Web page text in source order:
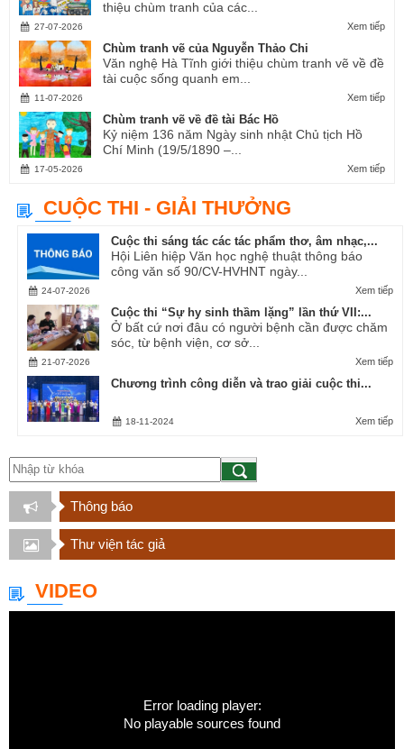
thiệu chùm tranh của các...
Xem tiếp
27-07-2026
Chùm tranh vẽ của Nguyễn Thảo Chi
Văn nghệ Hà Tĩnh giới thiệu chùm tranh vẽ về đề
tài cuộc sống quanh em...
Xem tiếp
11-07-2026
Chùm tranh vẽ về đề tài Bác Hồ
Kỷ niệm 136 năm Ngày sinh nhật Chủ tịch Hồ
Chí Minh (19/5/1890 –...
Xem tiếp
17-05-2026
CUỘC THI - GIẢI THƯỞNG
Cuộc thi sáng tác các tác phẩm thơ, âm nhạc,...
Hội Liên hiệp Văn học nghệ thuật thông báo
công văn số 90/CV-HVHNT ngày...
Xem tiếp
24-07-2026
Cuộc thi “Sự hy sinh thầm lặng” lần thứ VII:...
Ở bất cứ nơi đâu có người bệnh cần được chăm
sóc, từ bệnh viện, cơ sở...
Xem tiếp
21-07-2026
Chương trình công diễn và trao giải cuộc thi...
Xem tiếp
18-11-2024
Thông báo
Thư viện tác giả
VIDEO
Error loading player:
No playable sources found